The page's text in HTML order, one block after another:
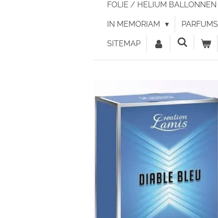
FOLIE / HELIUM BALLONNEN
IN MEMORIAM
SITEMAP